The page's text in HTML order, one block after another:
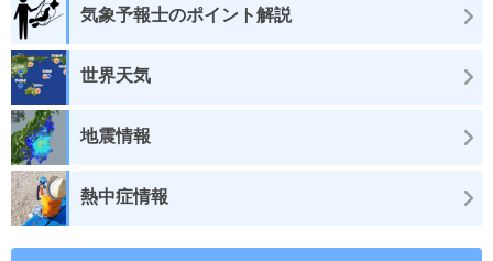
気象予報士のポイント解説
世界天気
地震情報
熱中症情報